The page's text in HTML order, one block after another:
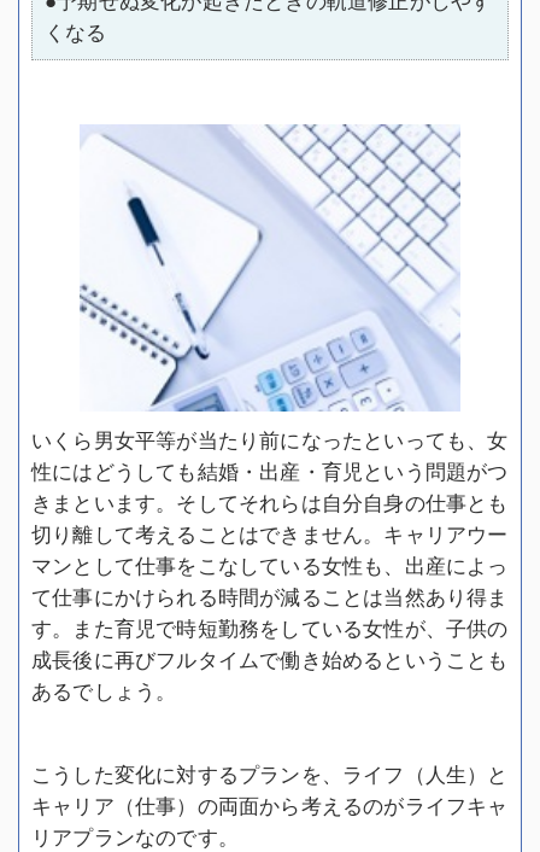
くなる
いくら男女平等が当たり前になったといっても、女
性にはどうしても結婚・出産・育児という問題がつ
きまといます。そしてそれらは自分自身の仕事とも
切り離して考えることはできません。キャリアウー
マンとして仕事をこなしている女性も、出産によっ
て仕事にかけられる時間が減ることは当然あり得ま
す。また育児で時短勤務をしている女性が、子供の
成長後に再びフルタイムで働き始めるということも
あるでしょう。
こうした変化に対するプランを、ライフ（人生）と
キャリア（仕事）の両面から考えるのがライフキャ
リアプランなのです。